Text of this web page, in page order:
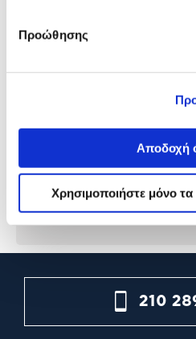
Προώθησης
Αποδοχή
Χρησιμοποιήστε μόνο
18,90€
210